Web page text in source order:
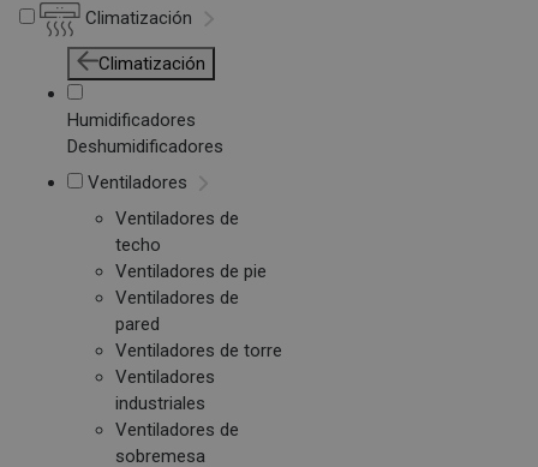
Climatización
Climatización
Humidificadores
Deshumidificadores
Ventiladores
Ventiladores de
techo
Ventiladores de pie
Ventiladores de
pared
Ventiladores de torre
Ventiladores
industriales
Ventiladores de
sobremesa